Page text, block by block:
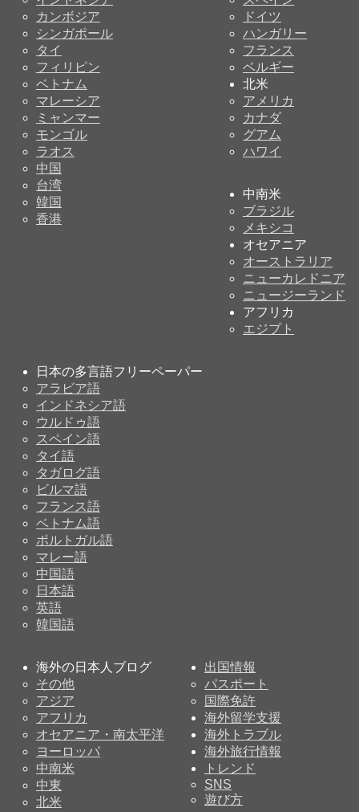
カンボジア
シンガポール
タイ
フィリピン
ベトナム
マレーシア
ミャンマー
モンゴル
ラオス
中国
台湾
韓国
香港
ドイツ
ハンガリー
フランス
ベルギー
北米
アメリカ
カナダ
グアム
ハワイ
中南米
ブラジル
メキシコ
オセアニア
オーストラリア
ニューカレドニア
ニュージーランド
アフリカ
エジプト
日本の多言語フリーペーパー
アラビア語
インドネシア語
ウルドゥ語
スペイン語
タイ語
タガログ語
ビルマ語
フランス語
ベトナム語
ポルトガル語
マレー語
中国語
日本語
英語
韓国語
海外の日本人ブログ
その他
アジア
アフリカ
オセアニア・南太平洋
ヨーロッパ
中南米
中東
北米
出国情報
パスポート
国際免許
海外留学支援
海外トラブル
海外旅行情報
トレンド
SNS
遊び方